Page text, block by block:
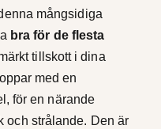
mångsidiga
bra för de flesta
tillskott i dina
med en
för en närande
och strålande. Den är